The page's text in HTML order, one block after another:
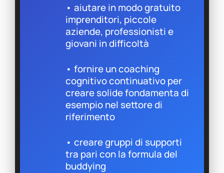
• aiutare in modo gratuito
imprenditori, piccole
aziende, professionisti e
giovani in difficoltà
• fornire un coaching
cognitivo continuativo per
creare solide fondamenta di
esempio nel settore di
riferimento
• creare gruppi di supporti
tra pari con la formula del
buddying